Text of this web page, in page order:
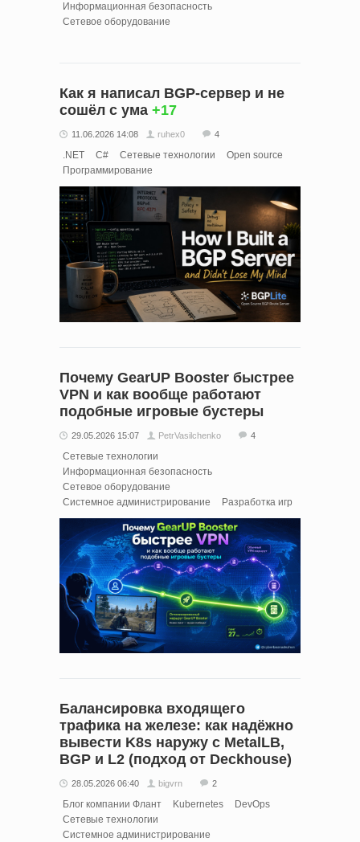
Информационная безопасность
Сетевое оборудование
Как я написал BGP-сервер и не
сошёл с ума +17
11.06.2026 14:08 ruhex0 4
.NET C# Сетевые технологии
Open source
Программирование
Почему GearUP Booster быстрее
VPN и как вообще работают
подобные игровые бустеры
29.05.2026 15:07 PetrVasilchenko 4
Сетевые технологии
Информационная безопасность
Сетевое оборудование
Системное администрирование
Разработка игр
Балансировка входящего
трафика на железе: как надёжно
вывести K8s наружу с MetalLB,
BGP и L2 (подход от Deckhouse)
28.05.2026 06:40 bigvrn 2
Блог компании Флант Kubernetes
DevOps
Сетевые технологии
Системное администрирование